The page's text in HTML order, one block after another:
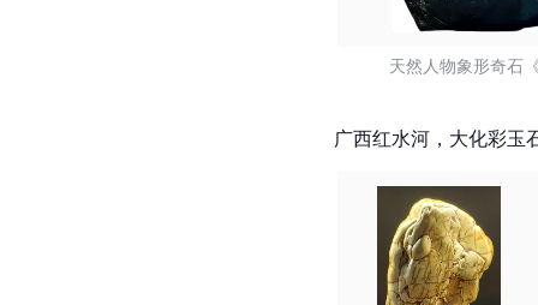
天然人物象形奇石
广西红水河，大化彩玉